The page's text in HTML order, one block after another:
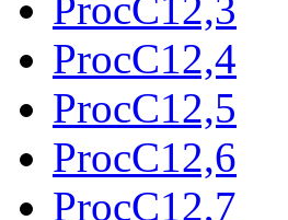
ProcC12,4
ProcC12,5
ProcC12,6
ProcC12,7